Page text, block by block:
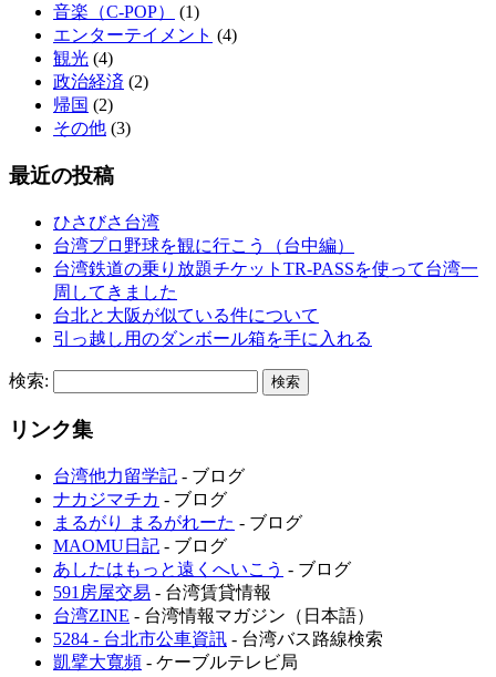
音楽（C-POP）
(1)
エンターテイメント (4)
観光 (4)
政治経済 (2)
帰国 (2)
その他 (3)
最近の投稿
ひさびさ台湾
台湾プロ野球を観に行こう（台中編）
台湾鉄道の乗り放題チケットTR-PASSを使って台湾一
周してきました
台北と大阪が似ている件について
引っ越し用のダンボール箱を手に入れる
検索:
リンク集
台湾他力留学記 - ブログ
ナカジマチカ - ブログ
まるがり まるがれーた - ブログ
MAOMU日記 - ブログ
あしたはもっと遠くへいこう - ブログ
591房屋交易 - 台湾賃貸情報
台湾ZINE - 台湾情報マガジン（日本語）
5284 - 台北市公車資訊 - 台湾バス路線検索
凱擘大寬頻 - ケーブルテレビ局